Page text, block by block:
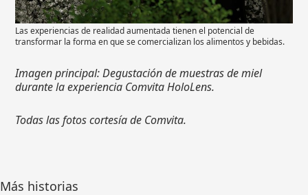
Las experiencias de realidad aumentada tienen el potencial de
transformar la forma en que se comercializan los alimentos y bebidas.
Imagen principal: Degustación de muestras de miel
durante la experiencia Comvita HoloLens.
Todas las fotos cortesía de Comvita.
Más historias